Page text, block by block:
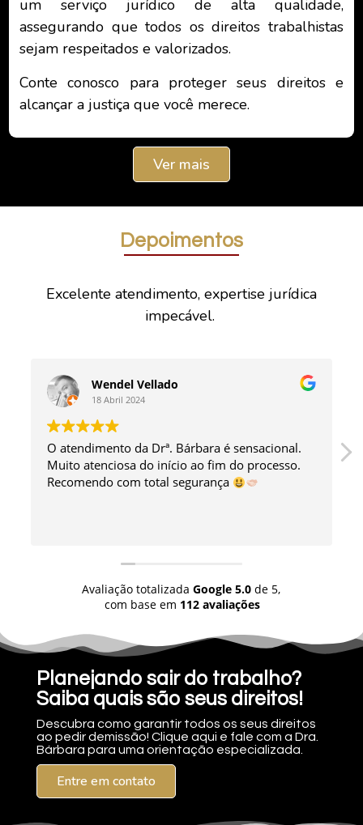
um serviço jurídico de alta qualidade,
assegurando que todos os direitos trabalhistas
sejam respeitados e valorizados.
Conte conosco para proteger seus direitos e
alcançar a justiça que você merece.
Ver mais
Depoimentos
Excelente atendimento, expertise jurídica
impecável.
Wendel Vellado
18 Abril 2024
O atendimento da Drª. Bárbara é sensacional.
Muito atenciosa do início ao fim do processo.
Recomendo com total segurança
Avaliação totalizada Google 5.0de 5,
com base em 112 avaliações
Planejando sair do trabalho?
Saiba quais são seus direitos!
Descubra como garantir todos os seus direitos
ao pedir demissão! Clique aqui e fale com a Dra.
Bárbara para uma orientação especializada.
Entre em contato